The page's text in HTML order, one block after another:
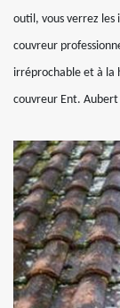
outil, vous verrez les
couvreur
irréprochable et à la
couvreur Ent. Aubert